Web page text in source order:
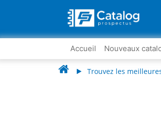
Accueil Nouveaux
Trouvez les